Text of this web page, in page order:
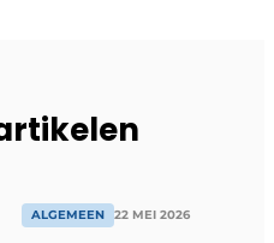
ALGEMEEN 22 MEI 2026